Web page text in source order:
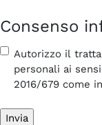
Consenso
Autorizzo il
personali ai
2016/679 come